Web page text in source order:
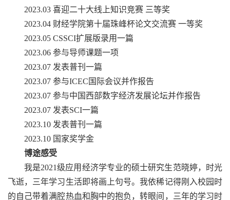
2023.03 喜迎二十大线上知识竞赛 三等奖
2023.04 财经学院第十届珠峰杯论文交流赛 一等奖
2023.05 CSSCI扩展版录用一篇
2023.06 参与导师课题一项
2023.07 发表普刊一篇
2023.07 参与ICEC国际会议并作报告
2023.07 参与中国西部数字经济发展论坛并作报告
2023.07 发表SCI一篇
2023.10 发表普刊一篇
2023.10 国家奖学金
博途感受
我是2021级应用经济学专业的硕士研究生范晓婷，时光
飞逝，三年学习生活即将画上句号。我依稀记得刚入校园时
的自己带着满腔热血和胸中的抱负，转眼间，三年的学习时